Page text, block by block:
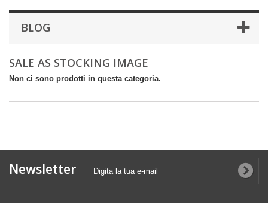
BLOG
SALE AS STOCKING IMAGE
Non ci sono prodotti in questa categoria.
Newsletter